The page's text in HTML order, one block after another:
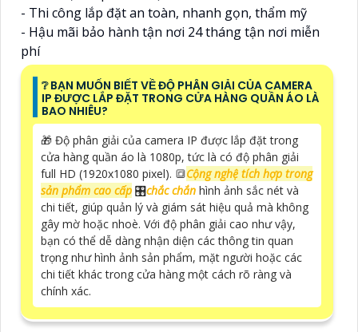
- Thi công lắp đặt an toàn, nhanh gọn, thẩm mỹ
- Hậu mãi bảo hành tận nơi 24 tháng tận nơi miễn
phí
❔ BẠN MUỐN BIẾT VỀ ĐỘ PHÂN GIẢI CỦA CAMERA
IP ĐƯỢC LẮP ĐẶT TRONG CỬA HÀNG QUẦN ÁO LÀ
BAO NHIÊU?
🎁 Độ phân giải của camera IP được lắp đặt trong
cửa hàng quần áo là 1080p, tức là có độ phân giải
full HD (1920x1080 pixel). 🔳Cộng nghệ tích hợp trong
sản phẩm cao cấp 🎛chắc chắn hình ảnh sắc nét và
chi tiết, giúp quản lý và giám sát hiệu quả mà không
gây mờ hoặc nhoè. Với độ phân giải cao như vậy,
bạn có thể dễ dàng nhận diện các thông tin quan
trọng như hình ảnh sản phẩm, mặt người hoặc các
chi tiết khác trong cửa hàng một cách rõ ràng và
chính xác.